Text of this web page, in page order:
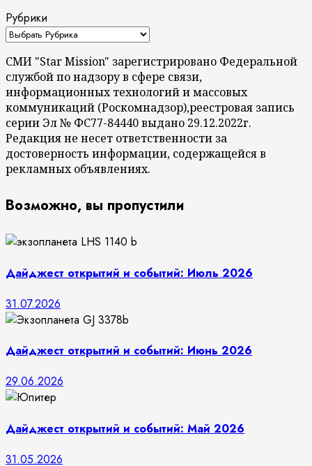
Рубрики
СМИ "Star Mission" зарегистрировано Федеральной
службой по надзору в сфере связи,
информационных технологий и массовых
коммуникаций (Роскомнадзор),реестровая запись
серии Эл № ФС77-84440 выдано 29.12.2022г.
Редакция не несет ответственности за
достоверность информации, содержащейся в
рекламных объявлениях.
Возможно, вы пропустили
Дайджест открытий и событий: Июль 2026
31.07.2026
Дайджест открытий и событий: Июнь 2026
29.06.2026
Дайджест открытий и событий: Май 2026
31.05.2026